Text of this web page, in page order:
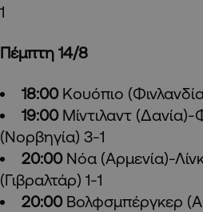
1
Πέμπτη 14/8
18:00 Κουόπιο
19:00 Μίντιλαντ
(Νορβηγία) 3-1
20:00 Νόα (Αρμενία)-
(Γιβραλτάρ) 1-1
20:00 Βολφσμπέργκερ